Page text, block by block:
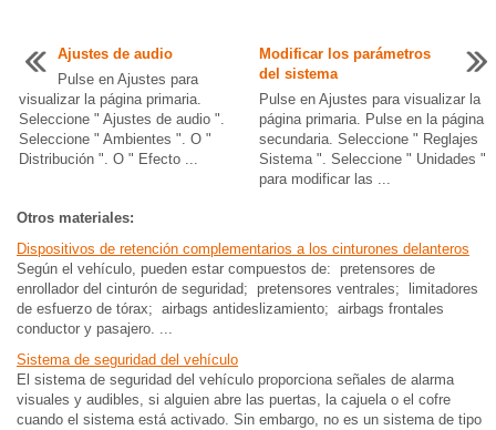
Ajustes de audio
Pulse en Ajustes para
visualizar la página primaria.
Seleccione " Ajustes de audio ".
Seleccione " Ambientes ". O "
Distribución ". O " Efecto ...
Modificar los parámetros
del sistema
Pulse en Ajustes para visualizar la
página primaria. Pulse en la página
secundaria. Seleccione " Reglajes
Sistema ". Seleccione " Unidades "
para modificar las ...
Otros materiales:
Dispositivos de retención complementarios a los cinturones delanteros
Según el vehículo, pueden estar compuestos de: pretensores de
enrollador del cinturón de seguridad; pretensores ventrales; limitadores
de esfuerzo de tórax; airbags antideslizamiento; airbags frontales
conductor y pasajero. ...
Sistema de seguridad del vehículo
El sistema de seguridad del vehículo proporciona señales de alarma
visuales y audibles, si alguien abre las puertas, la cajuela o el cofre
cuando el sistema está activado. Sin embargo, no es un sistema de tipo